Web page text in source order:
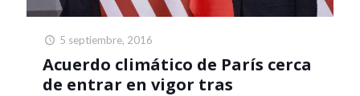
5 septiembre, 2016
Acuerdo climático de París cerca
de entrar en vigor tras